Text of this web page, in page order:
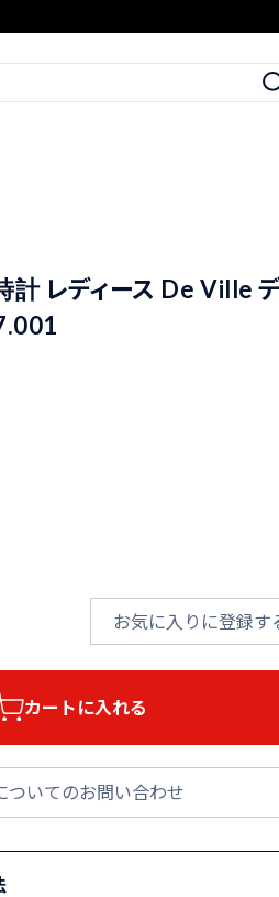
レディース De Ville デ
お気に入りに登録す
カートに入れる
ついてのお問い合わせ